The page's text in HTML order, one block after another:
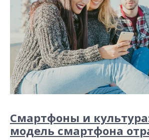
Смартфоны и
модель смартфона